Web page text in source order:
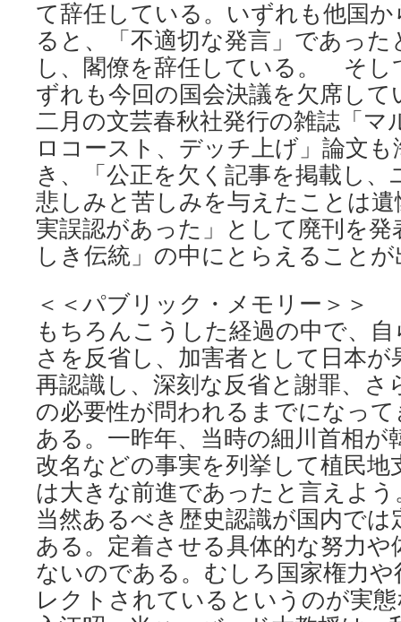
て辞任している。いずれも他国
ると、「不適切な発言」であった
し、閣僚を辞任している。 そし
ずれも今回の国会決議を欠席し
二月の文芸春秋社発行の雑誌「マ
ロコースト、デッチ上げ」論文
き、「公正を欠く記事を掲載し
悲しみと苦しみを与えたことは
実誤認があった」として廃刊を
しき伝統」の中にとらえることが
＜＜パブリック・メモリー＞＞
もちろんこうした経過の中で、
さを反省し、加害者として日本
再認識し、深刻な反省と謝罪、さ
の必要性が問われるまでになっ
ある。一昨年、当時の細川首相が
改名などの事実を列挙して植民地
は大きな前進であったと言えよ
当然あるべき歴史認識が国内で
ある。定着させる具体的な努力
ないのである。むしろ国家権力
レクトされているというのが実